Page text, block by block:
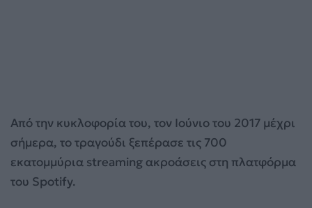
Από την κυκλοφορία του, τον Ιούνιο του 2017 μέχρι
σήμερα, το τραγούδι ξεπέρασε τις 700
εκατομμύρια streaming ακροάσεις στη πλατφόρμα
του Spotify.